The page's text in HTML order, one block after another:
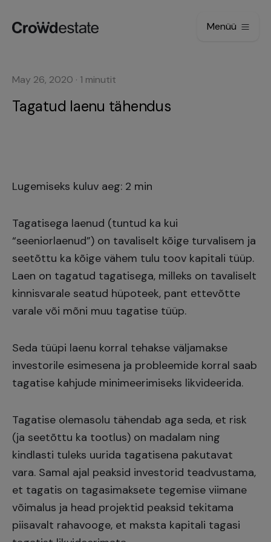
Menüü
May 26, 2020 · 1 minutit
Tagatud laenu tähendus
Lugemiseks kuluv aeg: 2 min
Tagatisega laenud (tuntud ka kui
“seeniorlaenud”) on tavaliselt kõige turvalisem ja
seetõttu ka kõige vähem tulu toov kapitali tüüp.
Laen on tagatud tagatisega, milleks on tavaliselt
kinnisvarale seatud hüpoteek, pant ettevõtte
varale või mõni muu tagatise tüüp.
Seda tüüpi laenu korral tehakse väljamakse
investorile esimesena ja probleemide korral saab
tagatise kahjude minimeerimiseks likvideerida.
Tagatise olemasolu tähendab aga seda, et risk
(ja seetõttu ka tootlus) on madalam ning
kindlasti tuleks uurida tagatisena pakutavat
vara. Samal ajal peaksid investorid teadvustama,
et tagatis on tagasimaksete tegemise viimane
võimalus ja head projektid peaksid tekitama
piisavalt rahavooge, et maksta kapitali tagasi